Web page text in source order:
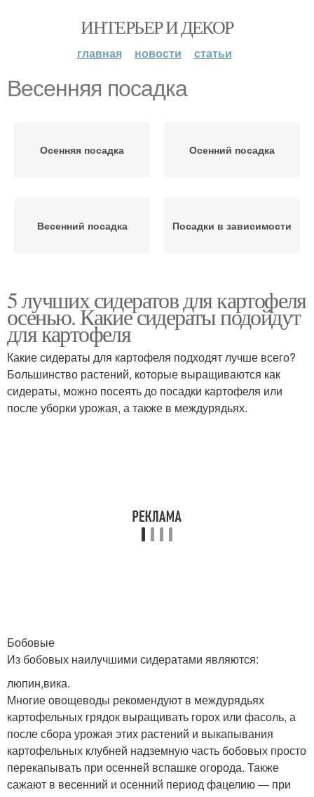
ИНТЕРЬЕР И ДЕКОР
главная новости статьи
Весенняя посадка
Осенняя посадка Осенний посадка
Весенний посадка Посадки в зависимости
5 лучших сидератов для картофеля
осенью. Какие сидераты подойдут
для картофеля
Какие сидераты для картофеля подходят лучше всего?
Большинство растений, которые выращиваются как
сидераты, можно посеять до посадки картофеля или
после уборки урожая, а также в междурядьях.
Бобовые
Из бобовых наилучшими сидератами являются:
люпин,вика.
Многие овощеводы рекомендуют в междурядьях
картофельных грядок выращивать горох или фасоль, а
после сбора урожая этих растений и выкапывания
картофельных клубней надземную часть бобовых просто
перекапывать при осенней вспашке огорода. Также
сажают в весенний и осенний период фацелию — при